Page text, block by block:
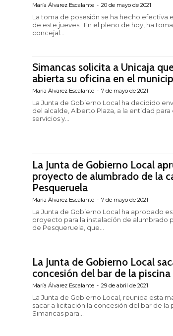
María Álvarez Escalante - 20 de mayo de 2021
La toma de posesión se ha hecho efectiva
de este jueves En el pleno de hoy, ha tomado posesión como
concejal...
Simancas solicita a Unicaja
abierta su oficina en el
María Álvarez Escalante - 7 de mayo de 2021
La Junta de Gobierno Local ha decidido
del alcalde, Alberto Plaza, a la entidad
servicios y...
La Junta de Gobierno Local
proyecto de alumbrado de la
Pesqueruela
María Álvarez Escalante - 7 de mayo de 2021
La Junta de Gobierno Local ha aprobado
proyecto para la instalación de alumbrado
de Pesqueruela, que...
La Junta de Gobierno Local
concesión del bar de la
María Álvarez Escalante - 29 de abril de 2021
La Junta de Gobierno Local, reunida esta
sacar a licitación la concesión del bar de la
Simancas para...